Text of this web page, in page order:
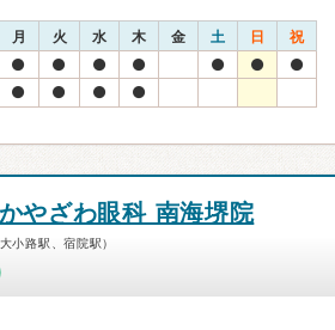
月 火 水 木 金 土 日 祝
やざわ眼科 南海堺院
小路駅、宿院駅）